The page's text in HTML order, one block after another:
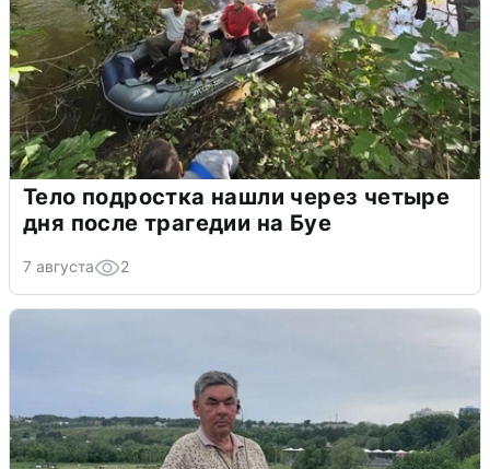
Тело подростка нашли через четыре
дня после трагедии на Буе
7 августа 2